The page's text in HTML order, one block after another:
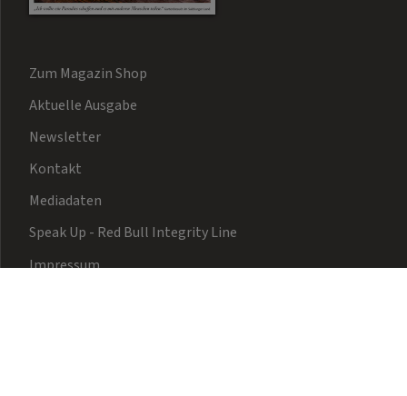
Zum Magazin Shop
Aktuelle Ausgabe
Newsletter
Kontakt
Mediadaten
Speak Up - Red Bull Integrity Line
Impressum